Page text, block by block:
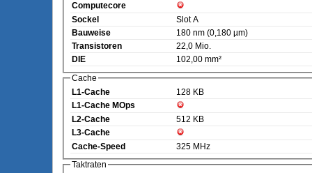
Computecore
Sockel
Slot A
Bauweise
180 nm (0,180 µm)
Transistoren
22,0 Mio.
DIE
102,00 mm²
Cache
L1-Cache
128 KB
L1-Cache MOps
L2-Cache
512 KB
L3-Cache
Cache-Speed
325 MHz
Taktraten